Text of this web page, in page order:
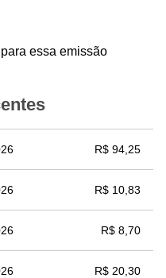
essa emissão
R$ 94,25
R$ 10,83
R$ 8,70
R$ 20,30